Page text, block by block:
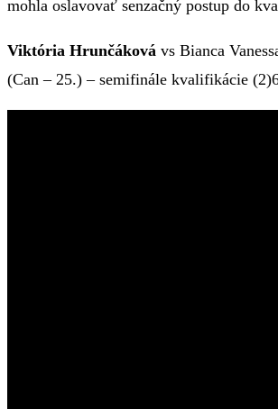
mohla oslavovať senzačný postup do
Viktória Hrunčáková vs Bianca
(Can – 25.) – semifinále kvalifikácie